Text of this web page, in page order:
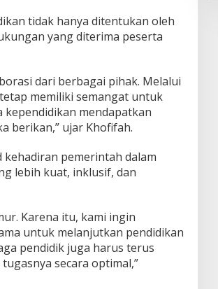
tidak hanya ditentukan oleh
yang diterima peserta
dari berbagai pihak. Melalui
memiliki semangat untuk
mendapatkan
berikan,” ujar Khofifah.
pemerintah dalam
lebih kuat, inklusif, dan
Karena itu, kami ingin
untuk melanjutkan pendidikan
pendidik juga harus terus
secara optimal,”